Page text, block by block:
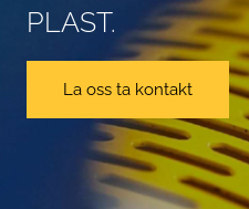
PLAST.
La oss ta kontakt